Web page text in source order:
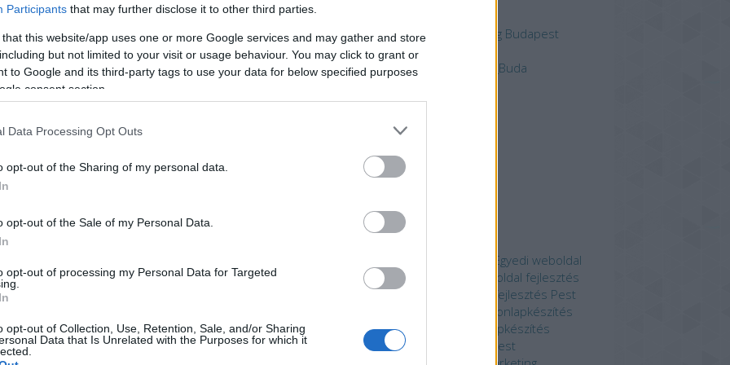
Participants that may further disclose it to other third parties.
that this website/app uses one or more Google services and may gather and store
but not limited to your visit or usage behaviour. You may click to grant or
to Google and its third-party tags to use your data for below specified purposes
consent section.
Data Processing Opt Outs
opt-out of the Sharing of my personal data.
opt-out of the Sale of my Personal Data.
opt-out of processing my Personal Data for Targeted
opt-out of Collection, Use, Retention, Sale, and/or Sharing
Data that Is Unrelated with the Purposes for which it
méret. ( Csak a weboldal weblaphoz
részére ) 5-35 db aloldal kialakítása Mobil / tablet
kialakítás Keresőoptimalizálás beállítások
Online marketing beállítások elvégzése
online marketing ügynökség marketing ügynökség
Online Marketing Ügynökség‎ Budapest
Egyedi_weboldal_fejlesztés
Egyedi_weboldal_fejlesztés_Buda
Archívum
2020 június
2019 augusztus
2019 június
Címkék
Egyedi weboldal
fejlesztés Buda
Egyedi weboldal fejlesztés
Budapest
Egyedi weboldal fejlesztés Pest
Honlapkészítés
Honlapkészítés Buda
Honlapkészítés
Budapest Honlapkészítés Pest